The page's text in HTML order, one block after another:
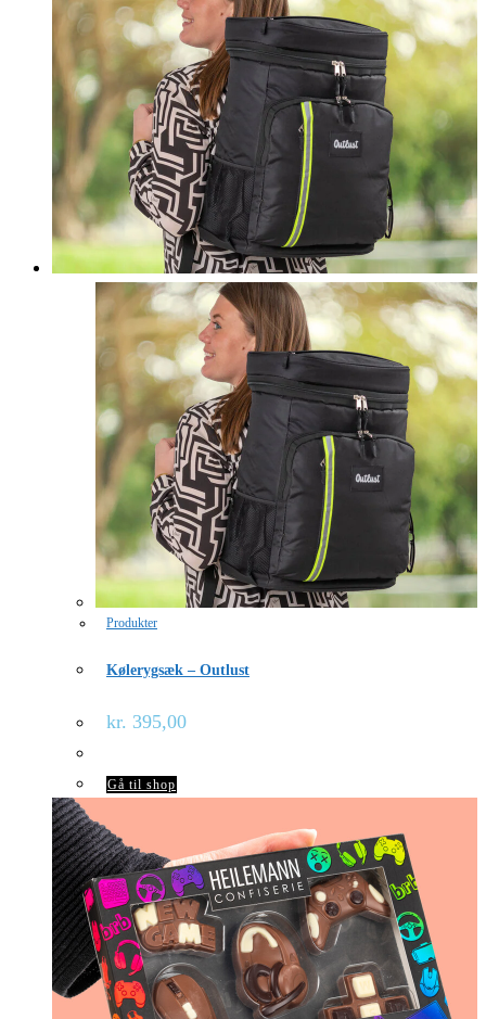
Produkter
Kølerygsæk – Outlust
kr. 395,00
Gå til shop